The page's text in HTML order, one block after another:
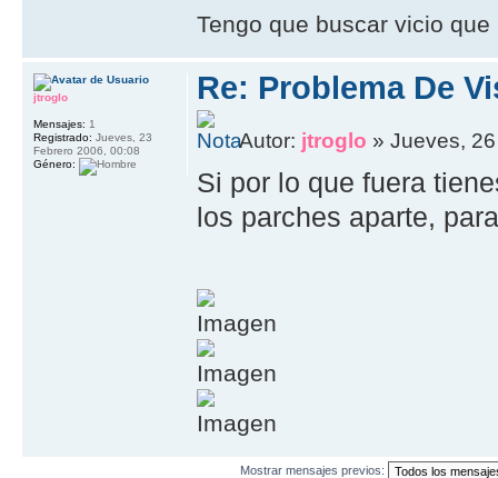
Tengo que buscar vicio
Re: Problema De
Autor: jtroglo » Jueves,
Si por lo que fuera
los parches aparte,
jtroglo
Mensajes: 1
Registrado: Jueves, 23
Febrero 2006, 00:08
Género:
Mostrar mensajes previos: